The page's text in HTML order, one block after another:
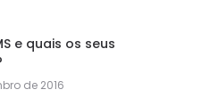
e quais os seus
de 2016